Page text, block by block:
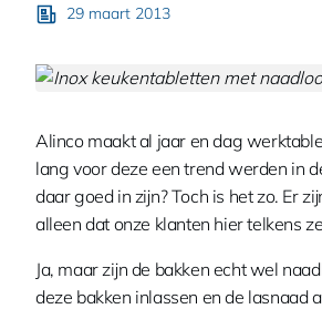
29 maart 2013
Alinco maakt al jaar en dag
lang voor deze een trend werden in
daar goed in zijn? Toch is het zo. Er
alleen dat onze klanten hier telkens
Ja, maar zijn de bakken echt wel
deze bakken inlassen en de lasnaad